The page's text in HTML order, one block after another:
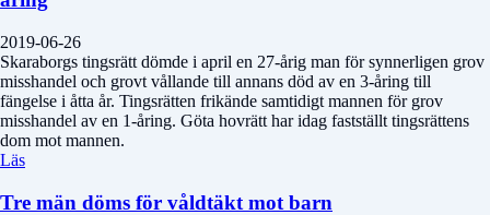
2019-06-26
Skaraborgs tingsrätt dömde i april en 27-årig man för synnerligen grov
misshandel och grovt vållande till annans död av en 3-åring till
fängelse i åtta år. Tingsrätten frikände samtidigt mannen för grov
misshandel av en 1-åring. Göta hovrätt har idag fastställt tingsrättens
dom mot mannen.
Läs
Tre män döms för våldtäkt mot barn